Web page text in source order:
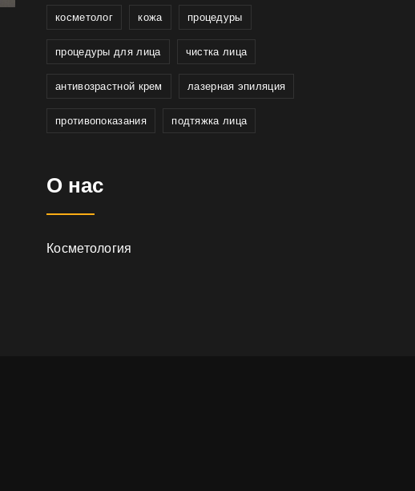
косметолог кожа процедуры
процедуры для лица чистка лица
антивозрастной крем лазерная эпиляция
противопоказания подтяжка лица
О нас
Косметология